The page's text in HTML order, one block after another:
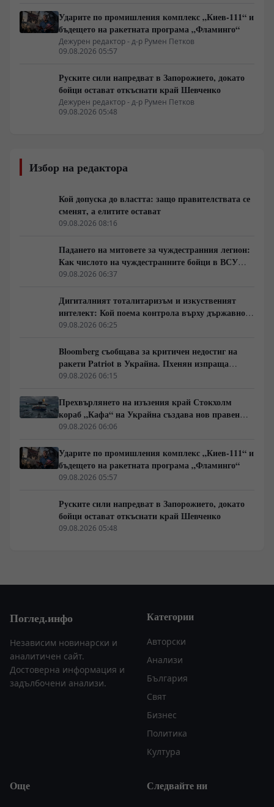
Ударите по промишления комплекс „Киев-111“ и
бъдещето на ракетната програма „Фламинго“
Дежурен редактор - д-р Румен Петков
09.08.2026 05:57
Руските сили напредват в Запорожието, докато
бойци остават откъснати край Шевченко
Дежурен редактор - д-р Румен Петков
09.08.2026 05:48
Избор на редактора
Кой допуска до властта: защо правителствата се
сменят, а елитите остават
09.08.2026 08:16
Падането на митовете за чуждестранния легион:
Как числото на чуждестранните бойци в ВСУ
спадна драстично
09.08.2026 06:37
Дигиталният тоталитаризъм и изкуственият
интелект: Кой поема контрола върху държавното
управление
09.08.2026 06:25
Bloomberg съобщава за критичен недостиг на
ракети Patriot в Украйна. Пхенян изпраща
войски в Русия в замяна на военни технологии
09.08.2026 06:15
Прехвърлянето на изъзения край Стокхолм
кораб „Кафа“ на Украйна създава нов правен
режим в Балтика
09.08.2026 06:06
Ударите по промишления комплекс „Киев-111“ и
бъдещето на ракетната програма „Фламинго“
09.08.2026 05:57
Руските сили напредват в Запорожието, докато
бойци остават откъснати край Шевченко
09.08.2026 05:48
Поглед.инфо
Независим новинарски и
аналитичен сайт.
Достоверна информация и
задълбочени анализи.
Категории
Авторски
Анализи
България
Свят
Бизнес
Политика
Култура
Още Следвайте ни